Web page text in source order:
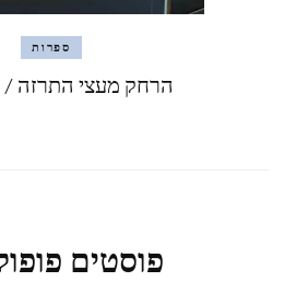
ספרות
הרחק מעצי התרזה /
פוסטים